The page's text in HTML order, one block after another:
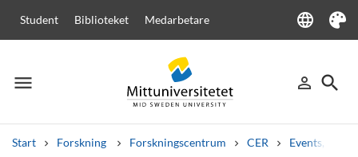
Student Biblioteket Medarbetare language
Language
Tema
menu
Meny person_outline
Logga in
search
Sök
Start Forskning Forskningscentrum CER Events,